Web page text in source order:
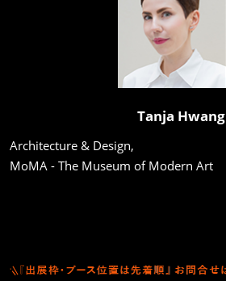
Tanja Hwang
Architecture & Design,
MoMA - The Museum of Modern Art